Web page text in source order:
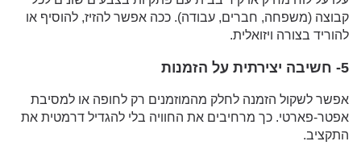
קבוצה (משפחה, חברים, עבודה). ככה אפשר להזיז, להוסיף או
להוריד בצורה ויזואלית.
5- חשיבה יצירתית על הזמנות
אפשר לשקול הזמנה לחלק מהמוזמנים רק לחופה או למסיבת
אפטר-פארטי. כך מרחיבים את החוויה בלי להגדיל דרמטית את
התקציב.